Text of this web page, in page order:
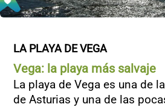
LA PLAYA DE VEGA
Vega: la playa más salvaje
La playa de Vega es una de
de Asturias y una de las